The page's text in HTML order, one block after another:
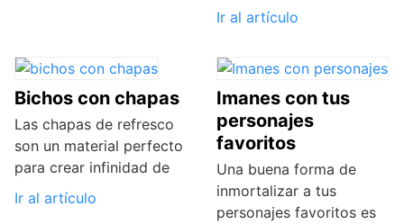
Ir al artículo
Bichos con chapas
Las chapas de refresco
son un material perfecto
para crear infinidad de
Ir al artículo
Imanes con tus
personajes
favoritos
Una buena forma de
inmortalizar a tus
personajes favoritos es